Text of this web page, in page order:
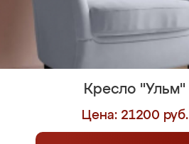
Кресло "Ульм"
Цена: 21200 руб.